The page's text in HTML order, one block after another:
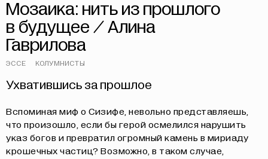
Мозаика: нить из прошлого
в будущее / Алина
Гаврилова
ЭССЕ КОЛУМНИСТЫ
Ухватившись за прошлое
Вспоминая миф о Сизифе, невольно представляешь,
что произошло, если бы герой осмелился нарушить
указ богов и превратил огромный камень в мириаду
крошечных частиц? Возможно, в таком случае,